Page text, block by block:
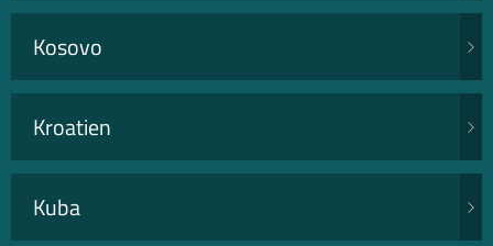
Kosovo
Kroatien
Kuba